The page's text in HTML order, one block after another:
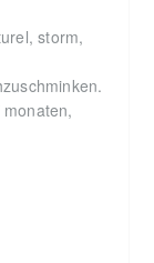
storm,